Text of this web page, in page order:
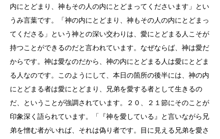
内にとどまり、神もその人の内にとどまってくださいます」とい
うみ言葉です。「神の内にとどまり、神もその人の内にとどまっ
てくださる」という神との深い交わりは、愛にとどまる人こそが
持つことができるのだと言われています。なぜならば、神は愛だ
からです。神は愛なのだから、神の内にとどまる人は愛にとどま
る人なのです。このようにして、本日の箇所の後半には、神の内
にとどまる者は愛にとどまり、兄弟を愛する者として生きるの
だ、ということが強調されています。２０、２１節にそのことが
印象深く語られています。「『神を愛している』と言いながら兄
弟を憎む者がいれば、それは偽り者です。目に見える兄弟を愛さ